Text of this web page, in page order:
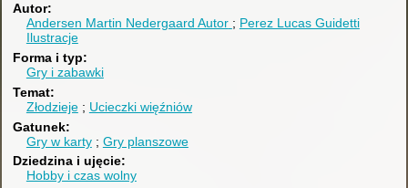
Autor
Andersen Martin Nedergaard Autor
Perez Lucas Guidetti
Ilustracje
Forma i typ
Gry i zabawki
Temat
Złodzieje
Ucieczki więźniów
Gatunek
Gry w karty
Gry planszowe
Dziedzina i ujęcie
Hobby i czas wolny